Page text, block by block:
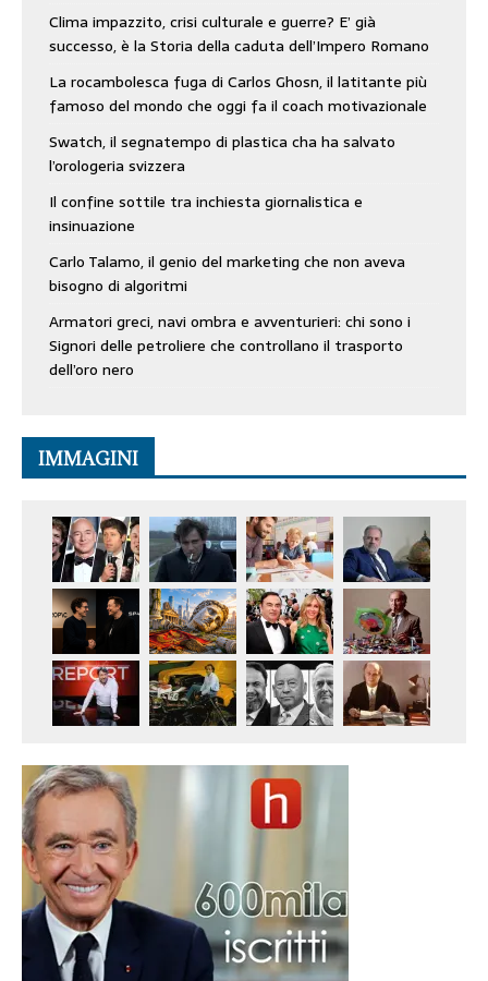
Clima impazzito, crisi culturale e guerre? E’ già
successo, è la Storia della caduta dell’Impero Romano
La rocambolesca fuga di Carlos Ghosn, il latitante più
famoso del mondo che oggi fa il coach motivazionale
Swatch, il segnatempo di plastica cha ha salvato
l’orologeria svizzera
Il confine sottile tra inchiesta giornalistica e
insinuazione
Carlo Talamo, il genio del marketing che non aveva
bisogno di algoritmi
Armatori greci, navi ombra e avventurieri: chi sono i
Signori delle petroliere che controllano il trasporto
dell’oro nero
IMMAGINI